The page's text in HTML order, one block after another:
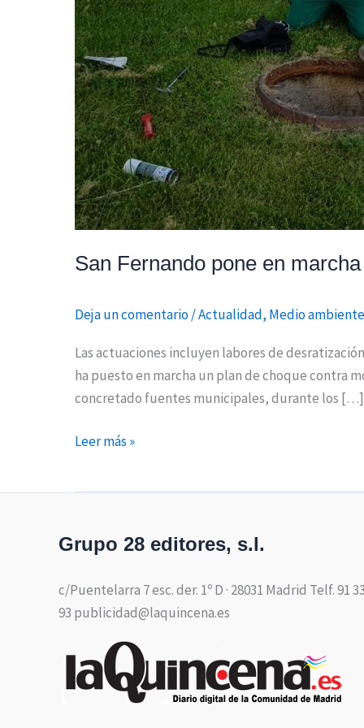
San Fernando pone en
Deja un comentario/Actualidad, Medio ambiente
Las actuaciones incluyen labores de
ha puesto en marcha un plan de choque contra
concretado fuentes municipales, durante los […]
Leer más »
Grupo 28 editores, s.l.
c/Puentelarra 7 esc. der. 1º D · 28031 Madrid Telf. 91
93 publicidad@laquincena.es